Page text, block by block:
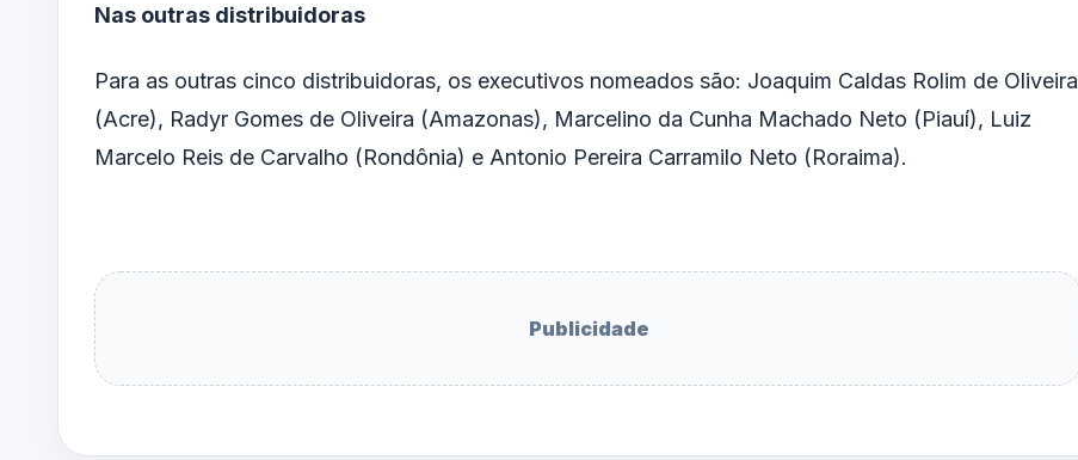
Nas outras distribuidoras
Para as outras cinco distribuidoras, os executivos nomeados são: Joaquim Caldas Rolim de Oliveira
(Acre), Radyr Gomes de Oliveira (Amazonas), Marcelino da Cunha Machado Neto (Piauí), Luiz
Marcelo Reis de Carvalho (Rondônia) e Antonio Pereira Carramilo Neto (Roraima).
Publicidade